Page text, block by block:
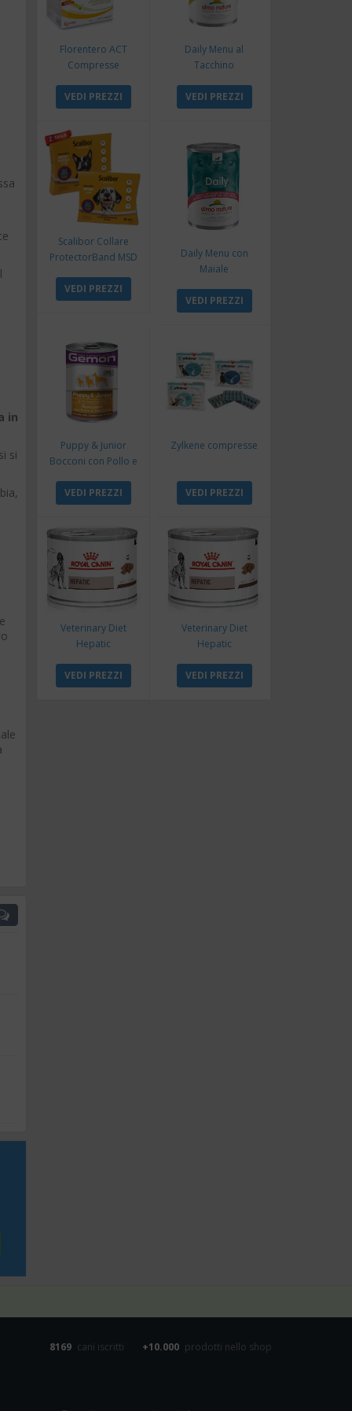
in
si
Florentero ACT
Compresse
VEDI PREZZI
Daily Menu al
Tacchino
VEDI PREZZI
Scalibor Collare
ProtectorBand MSD
VEDI PREZZI
Daily Menu con
Maiale
VEDI PREZZI
Puppy & Junior
Bocconi con Pollo e
VEDI PREZZI
Zylkene compresse
VEDI PREZZI
Veterinary Diet
Hepatic
VEDI PREZZI
Veterinary Diet
Hepatic
VEDI PREZZI
8169 cani iscritti +10.000 prodotti nello shop